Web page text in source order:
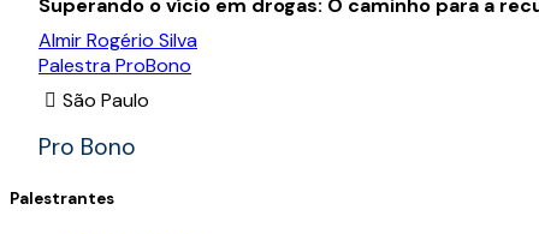
Superando o vício em drogas: O caminho para a
Almir Rogério Silva
Palestra ProBono
São Paulo
Pro Bono
Palestrantes